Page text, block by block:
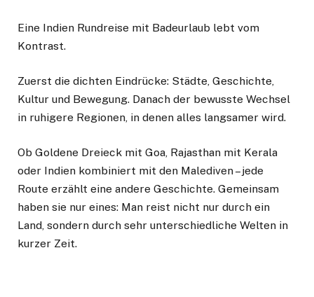
Eine Indien Rundreise mit Badeurlaub lebt vom
Kontrast.
Zuerst die dichten Eindrücke: Städte, Geschichte,
Kultur und Bewegung. Danach der bewusste Wechsel
in ruhigere Regionen, in denen alles langsamer wird.
Ob Goldene Dreieck mit Goa, Rajasthan mit Kerala
oder Indien kombiniert mit den Malediven – jede
Route erzählt eine andere Geschichte. Gemeinsam
haben sie nur eines: Man reist nicht nur durch ein
Land, sondern durch sehr unterschiedliche Welten in
kurzer Zeit.